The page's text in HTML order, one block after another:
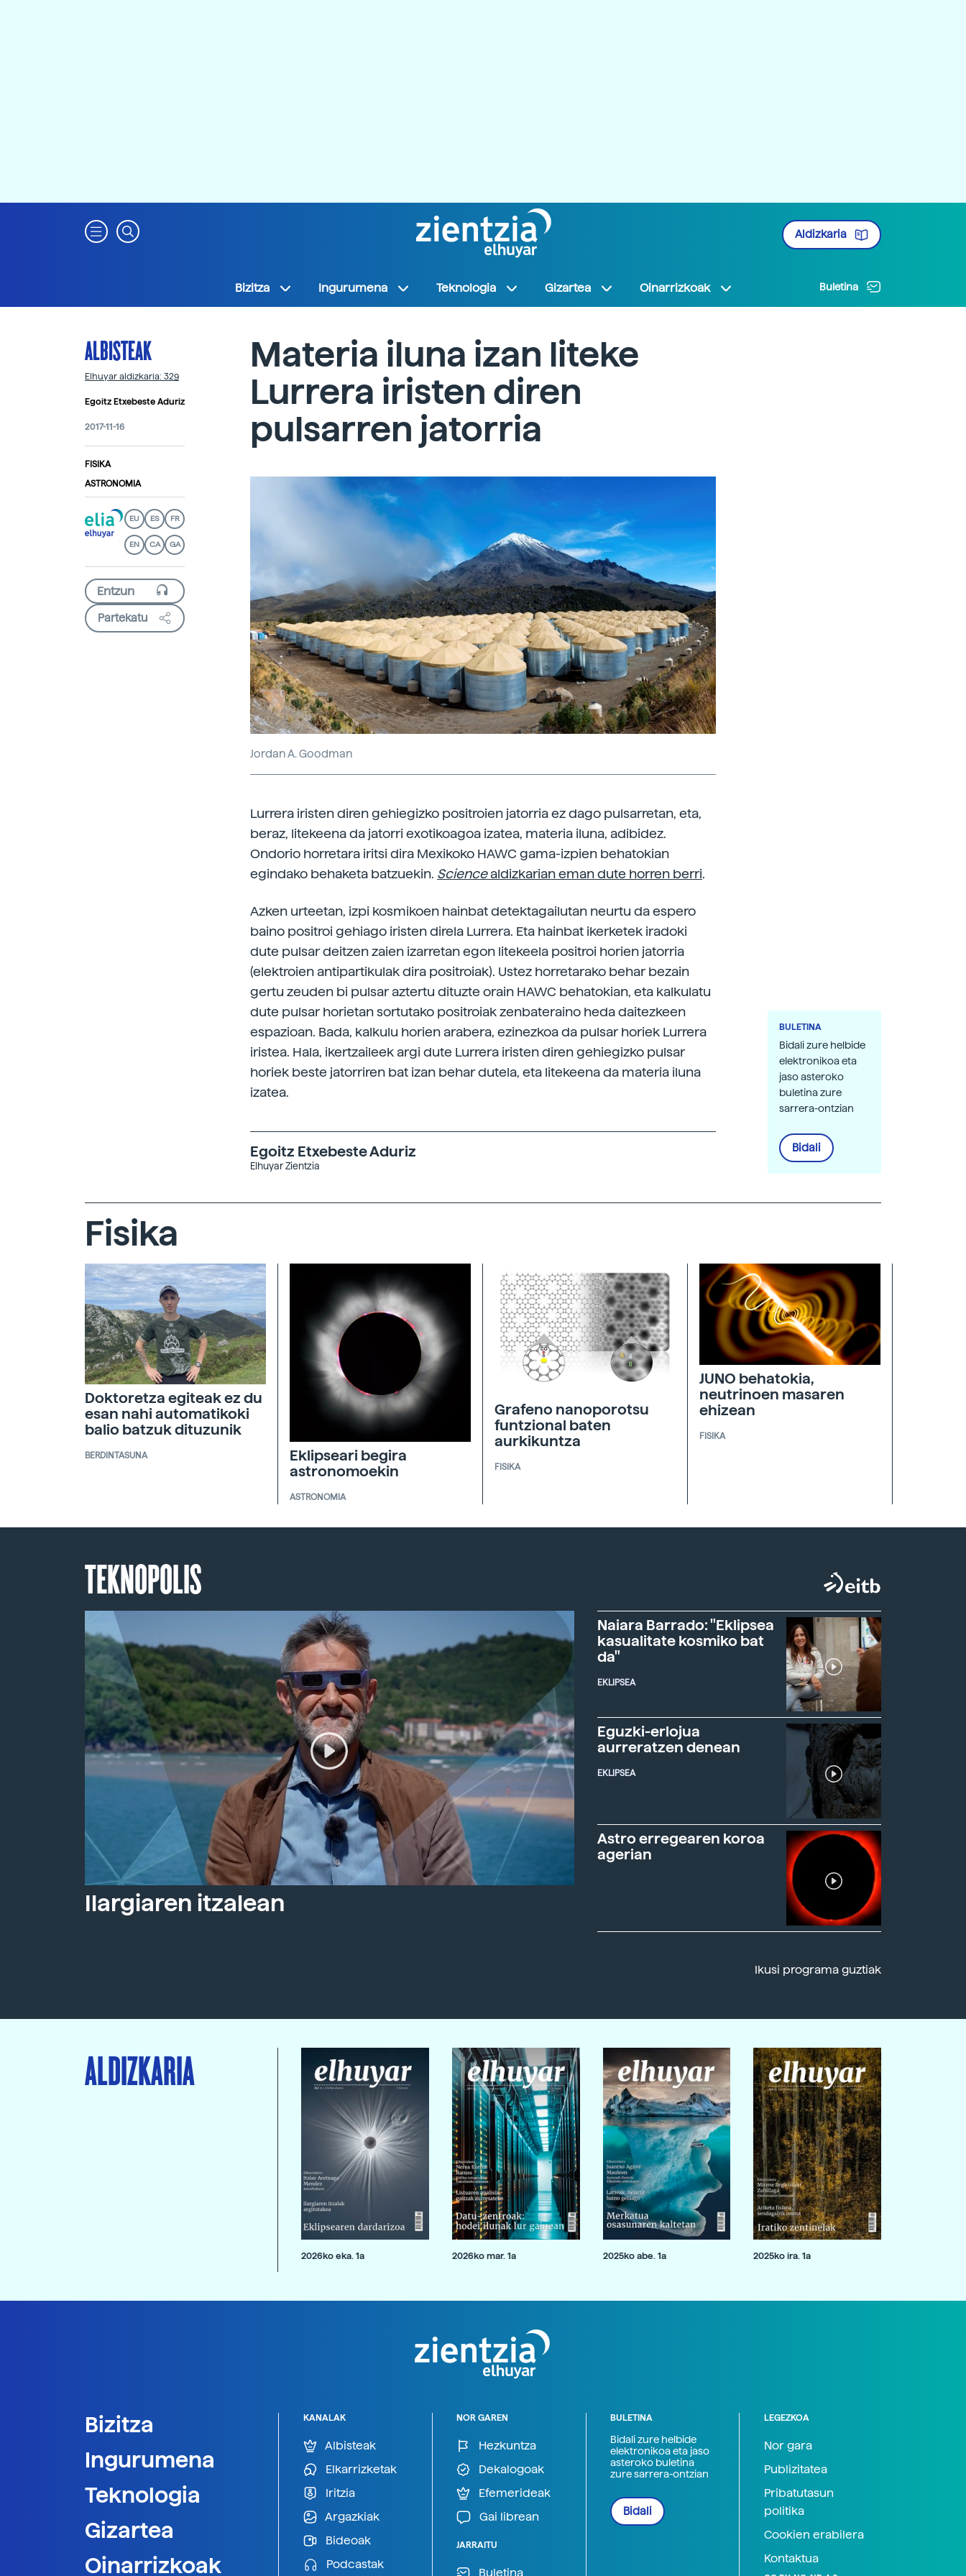
Aldizkaria
Bizitza Ingurumena Teknologia Gizartea Oinarrizkoak Buletina
ALBISTEAK
Elhuyar aldizkaria: 329
Egoitz Etxebeste Aduriz
2017-11-16
FISIKA
ASTRONOMIA
EU ES FR
EN CA GA
Partekatu
Materia iluna izan liteke
Lurrera iristen diren
pulsarren jatorria
Jordan A. Goodman
Lurrera iristen diren gehiegizko positroien jatorria ez dago pulsarretan, eta,
beraz, litekeena da jatorri exotikoagoa izatea, materia iluna, adibidez.
Ondorio horretara iritsi dira Mexikoko HAWC gama-izpien behatokian
egindako behaketa batzuekin. Sciencealdizkarian eman dute horren berri.
Azken urteetan, izpi kosmikoen hainbat detektagailutan neurtu da espero
baino positroi gehiago iristen direla Lurrera. Eta hainbat ikerketek iradoki
dute pulsar deitzen zaien izarretan egon litekeela positroi horien jatorria
(elektroien antipartikulak dira positroiak). Ustez horretarako behar bezain
gertu zeuden bi pulsar aztertu dituzte orain HAWC behatokian, eta kalkulatu
dute pulsar horietan sortutako positroiak zenbateraino heda daitezkeen
espazioan. Bada, kalkulu horien arabera, ezinezkoa da pulsar horiek Lurrera
iristea. Hala, ikertzaileek argi dute Lurrera iristen diren gehiegizko pulsar
horiek beste jatorriren bat izan behar dutela, eta litekeena da materia iluna
izatea.
Egoitz Etxebeste Aduriz
Elhuyar Zientzia
BULETINA
Bidali zure helbide
elektronikoa eta
jaso asteroko
buletina zure
sarrera-ontzian
Bidali
Fisika
Doktoretza egiteak ez du
esan nahi automatikoki
balio batzuk dituzunik
BERDINTASUNA
Eklipseari begira
astronomoekin
ASTRONOMIA
Grafeno nanoporotsu
funtzional baten
aurkikuntza
FISIKA
JUNO behatokia,
neutrinoen masaren
ehizean
FISIKA
TEKNOPOLIS
Ilargiaren itzalean
Naiara Barrado: "Eklipsea
kasualitate kosmiko bat
da"
EKLIPSEA
Eguzki-erlojua
aurreratzen denean
EKLIPSEA
Astro erregearen koroa
agerian
Ikusi programa guztiak
ALDIZKARIA
2026ko eka. 1a 2026ko mar. 1a 2025ko abe. 1a 2025ko ira. 1a
Bizitza
Ingurumena
Teknologia
Gizartea
Oinarrizkoak
KANALAK
Albisteak
Elkarrizketak
Iritzia
Argazkiak
Bideoak
Podcastak
NOR GAREN
Hezkuntza
Dekalogoak
Efemerideak
Gai librean
JARRAITU
Buletina
BULETINA
Bidali zure helbide
elektronikoa eta jaso
asteroko buletina
zure sarrera-ontzian
Bidali
LEGEZKOA
Nor gara
Publizitatea
Pribatutasun
politika
Cookien erabilera
Kontaktua